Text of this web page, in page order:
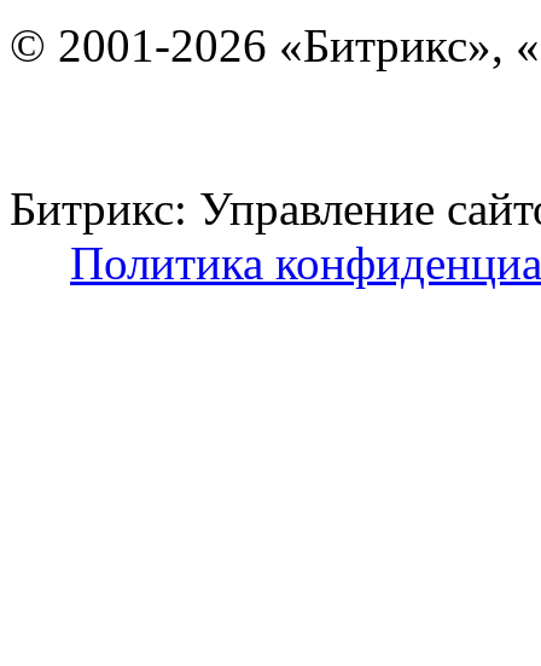
© 2001-2026 «Битрикс»,
Битрикс: Управление
Политика